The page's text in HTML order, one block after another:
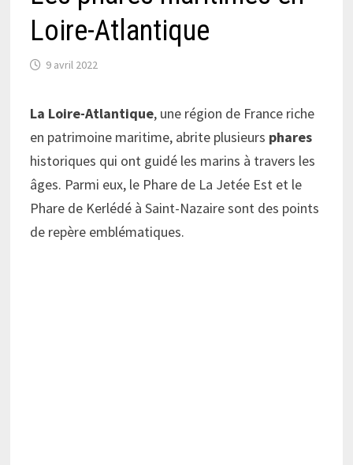
Loire-Atlantique
9 avril 2022
La Loire-Atlantique, une région de France riche
en patrimoine maritime, abrite plusieurs phares
historiques qui ont guidé les marins à travers les
âges. Parmi eux, le Phare de La Jetée Est et le
Phare de Kerlédé à Saint-Nazaire sont des points
de repère emblématiques.